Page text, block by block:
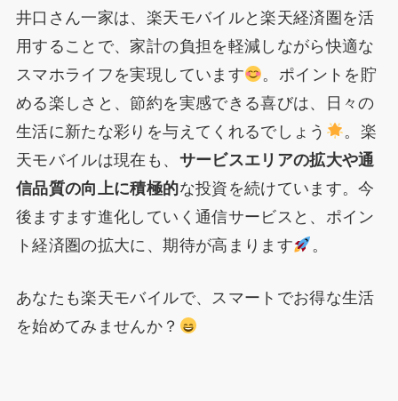
井口さん一家は、楽天モバイルと楽天経済圏を活
用することで、家計の負担を軽減しながら快適な
スマホライフを実現しています
。ポイントを貯
める楽しさと、節約を実感できる喜びは、日々の
生活に新たな彩りを与えてくれるでしょう
。楽
天モバイルは現在も、 サービスエリアの拡大や通
信品質の向上に積極的な投資を続けています。今
後ますます進化していく通信サービスと、ポイン
ト経済圏の拡大に、期待が高まります
。
あなたも楽天モバイルで、スマートでお得な生活
を始めてみませんか？